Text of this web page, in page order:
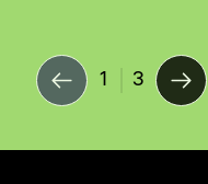
1 3